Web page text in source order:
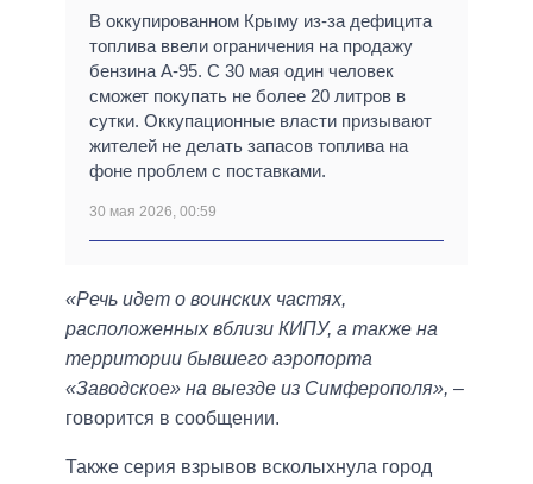
В оккупированном Крыму из-за дефицита
топлива ввели ограничения на продажу
бензина А-95. С 30 мая один человек
сможет покупать не более 20 литров в
сутки. Оккупационные власти призывают
жителей не делать запасов топлива на
фоне проблем с поставками.
30 мая 2026, 00:59
«Речь идет о воинских частях,
расположенных вблизи КИПУ, а также на
территории бывшего аэропорта
«Заводское» на выезде из Симферополя», –
говорится в сообщении.
Также серия взрывов всколыхнула город